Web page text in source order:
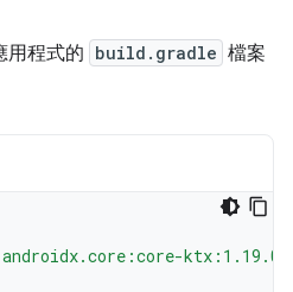
用程式的 build.gradle 檔案
ktx:1.19.0"